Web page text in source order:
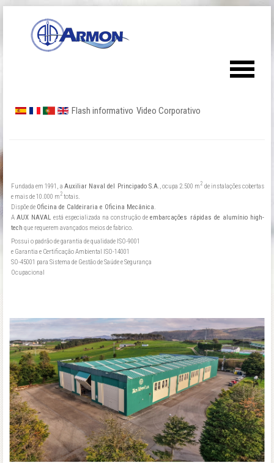
Flash informativo Video Corporativo
Fundada em 1991, a Auxiliar Naval del Principado S.A. , ocupa 2.500 m 2 de instalações cobertas
e mais de 10.000 m 2 totais.
Dispõe de Oficina de Caldeiraria e Oficina Mecânica
AAUX NAVAL está especializada na construção deembarcações rápidas de alumínio high-
tech que requerem avançados meios de fabrico.
Possui o padrão de garantia de qualidade ISO-9001
e Garantia e Certificação Ambiental ISO-14001
SO-45001 para Sistema de Gestão de Saúde e Segurança
Ocupacional